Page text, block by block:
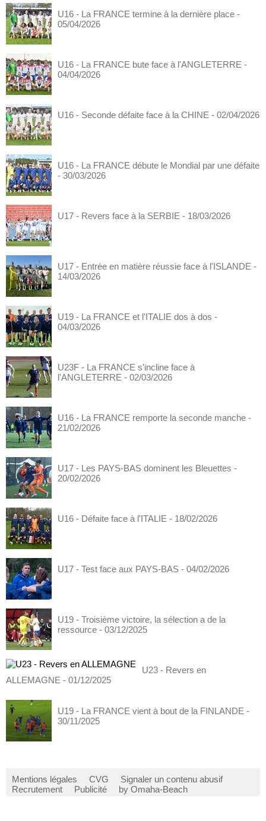
U16 - La FRANCE termine à la dernière place -
05/04/2026
U16 - La FRANCE bute face à l'ANGLETERRE -
04/04/2026
U16 - Seconde défaite face à la CHINE - 02/04/2026
U16 - La FRANCE débute le Mondial par une défaite
- 30/03/2026
U17 - Revers face à la SERBIE - 18/03/2026
U17 - Entrée en matière réussie face à l'ISLANDE -
14/03/2026
U19 - La FRANCE et l'ITALIE dos à dos -
04/03/2026
U23F - La FRANCE s'incline face à
l'ANGLETERRE - 02/03/2026
U16 - La FRANCE remporte la seconde manche -
21/02/2026
U17 - Les PAYS-BAS dominent les Bleuettes -
20/02/2026
U16 - Défaite face à l'ITALIE - 18/02/2026
U17 - Test face aux PAYS-BAS - 04/02/2026
U19 - Troisième victoire, la sélection a de la
ressource - 03/12/2025
U23 - Revers en
ALLEMAGNE - 01/12/2025
U19 - La FRANCE vient à bout de la FINLANDE -
30/11/2025
Mentions légales CVG
Signaler un contenu abusif
Recrutement
Publicité by Omaha-Beach